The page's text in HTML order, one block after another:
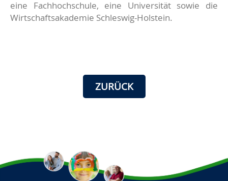
eine Fachhochschule, eine Universität sowie die
Wirtschaftsakademie Schleswig-Holstein.
ZURÜCK